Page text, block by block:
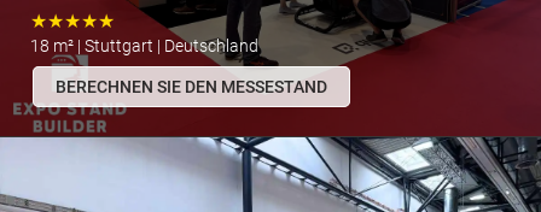
★★★★★
18 m² | Stuttgart | Deutschland
BERECHNEN SIE DEN MESSESTAND